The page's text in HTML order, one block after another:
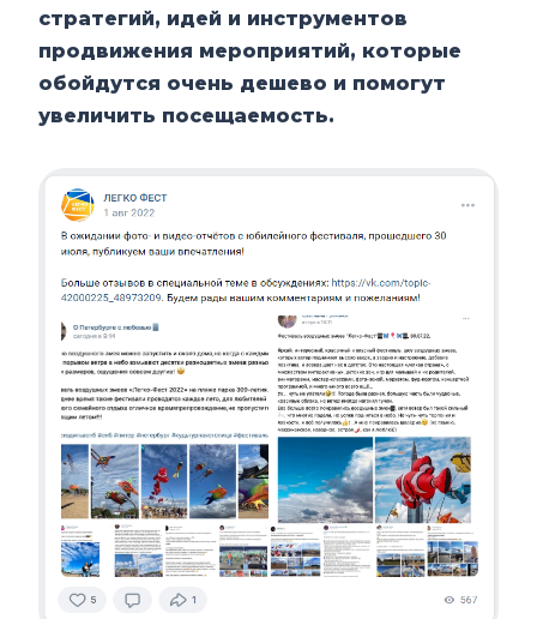
стратегий, идей и инструментов
продвижения мероприятий, которые
обойдутся очень дешево и помогут
увеличить посещаемость.